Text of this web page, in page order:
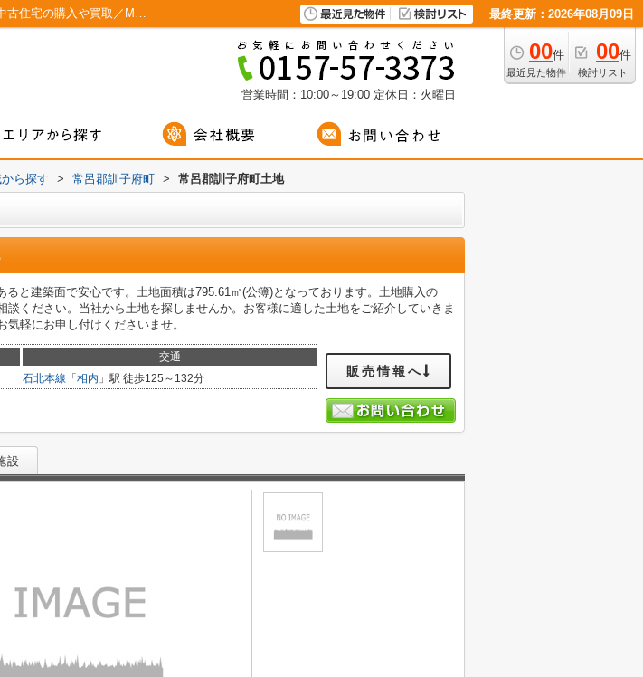
常呂郡訓子府町土地 15m以上ある接道なので建築面で...／北見市の土地・中古住宅の購入や買取／MOCO不動産 最終更新：2026年08月09日
00件
最近見た物件
00件
検討リスト
営業時間：10:00～19:00 定休日：火曜日
ら探す > 常呂郡訓子府町 > 常呂郡訓子府町土地
ると建築面で安心です。土地面積は795.61㎡(公簿)となっております。土地購入の
談ください。当社から土地を探しませんか。お客様に適した土地をご紹介していきま
軽にお申し付けくださいませ。
交通
石北本線 「 相内 」駅 徒歩125～132分 販売情報へ
設